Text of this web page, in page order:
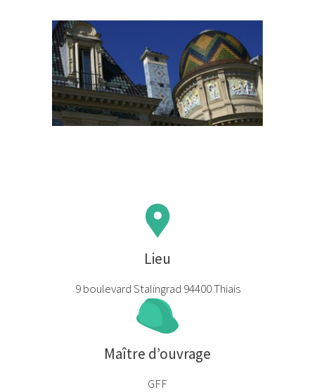
Lieu
9 boulevard Stalingrad 94400 Thiais
Maître d’ouvrage
GFF